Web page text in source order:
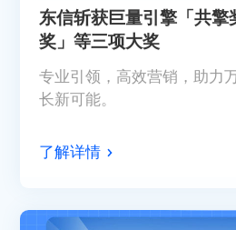
东信斩获巨量引擎「共擎
奖」等三项大奖
专业引领，高效营销，助力
长新可能。
了解详情